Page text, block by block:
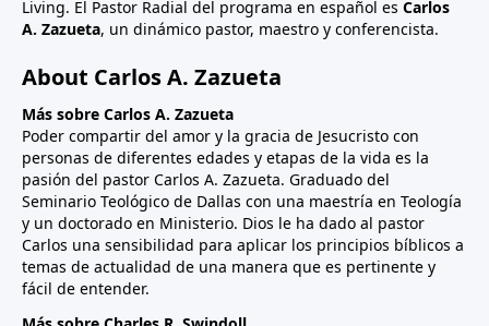
Living. El Pastor Radial del programa en español es Carlos
A. Zazueta, un dinámico pastor, maestro y conferencista.
About Carlos A. Zazueta
Más sobre Carlos A. Zazueta
Poder compartir del amor y la gracia de Jesucristo con
personas de diferentes edades y etapas de la vida es la
pasión del pastor Carlos A. Zazueta. Graduado del
Seminario Teológico de Dallas con una maestría en Teología
y un doctorado en Ministerio. Dios le ha dado al pastor
Carlos una sensibilidad para aplicar los principios bíblicos a
temas de actualidad de una manera que es pertinente y
fácil de entender.